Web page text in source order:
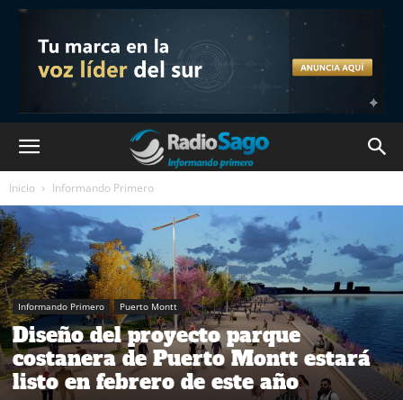
Inicio Informando Primero
Informando Primero Puerto Montt
Diseño del proyecto parque
costanera de Puerto Montt estará
listo en febrero de este año